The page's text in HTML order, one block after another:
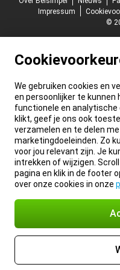
Impressum
©
We gebruiken cookies en
en persoonlijker te kunnen
functionele en analytische
klikt, geef je ons ook
verzamelen en te delen
marketingdoeleinden. Zo
voor jou relevant zijn. Je
intrekken of wijzigen.
pagina en klik in de footer
over onze cookies in onze